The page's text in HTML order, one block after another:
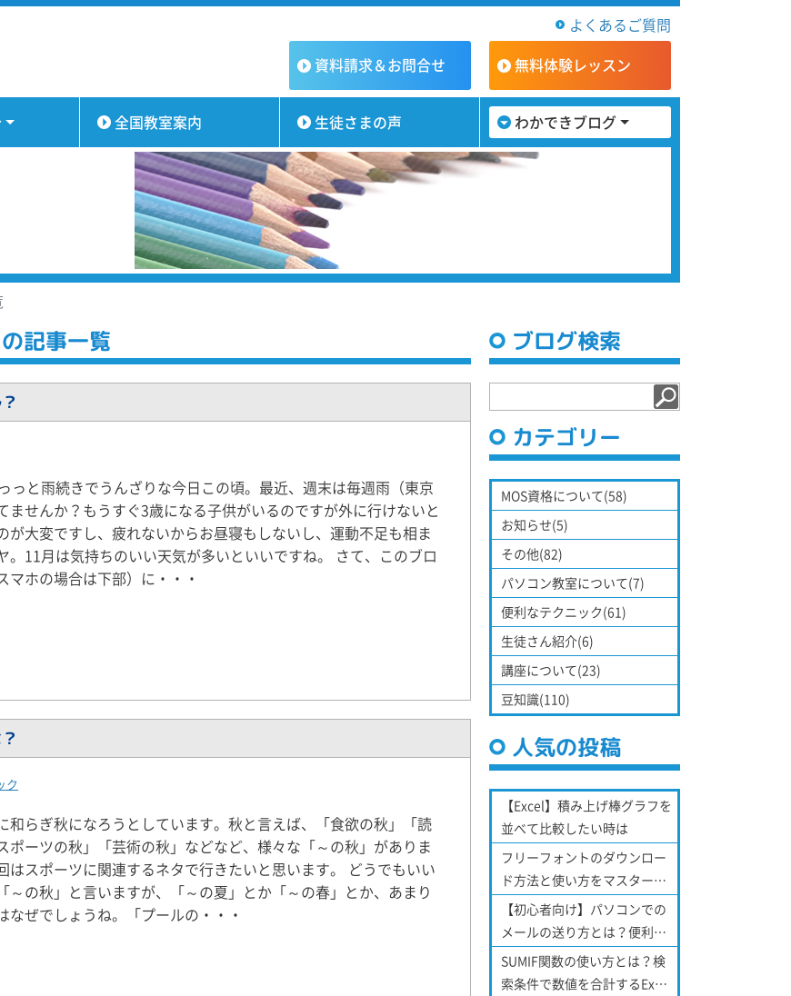
よくあるご質問
資料請求＆お問合せ 無料体験レッスン
全国教室案内 生徒さまの声 わかできブログ
記事一覧
っと雨続きでうんざりな今日この頃。最近、週末は毎週雨（東京
ませんか？もうすぐ3歳になる子供がいるのですが外に行けないと
が大変ですし、疲れないからお昼寝もしないし、運動不足も相ま
。11月は気持ちのいい天気が多いといいですね。 さて、このブロ
マホの場合は下部）に・・・
ク
和らぎ秋になろうとしています。秋と言えば、「食欲の秋」「読
ポーツの秋」「芸術の秋」などなど、様々な「～の秋」がありま
はスポーツに関連するネタで行きたいと思います。 どうでもいい
～の秋」と言いますが、「～の夏」とか「～の春」とか、あまり
なぜでしょうね。「プールの・・・
ブログ検索
カテゴリー
MOS資格について(58)
お知らせ(5)
その他(82)
パソコン教室について(7)
便利なテクニック(61)
生徒さん紹介(6)
講座について(23)
豆知識(110)
人気の投稿
【Excel】積み上げ棒グラフを
並べて比較したい時は
フリーフォントのダウンロー
ド方法と使い方をマスターし
よう！
【初心者向け】パソコンでの
メールの送り方とは？便利な
機能についてもご紹介！
SUMIF関数の使い方とは？検
索条件で数値を合計するExcel